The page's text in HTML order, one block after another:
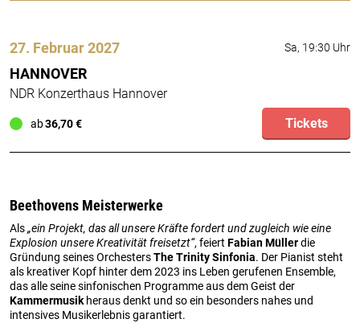
27. Februar 2027 Sa, 19:30 Uhr
HANNOVER
NDR Konzerthaus Hannover
ab36,70 € Tickets
Beethovens Meisterwerke
Als„ein Projekt, das all unsere Kräfte fordert und zugleich wie eine
Explosion unsere Kreativität freisetzt“, feiert Fabian Müllerdie
Gründung seines OrchestersThe Trinity Sinfonia. Der Pianist steht
als kreativer Kopf hinter dem 2023 ins Leben gerufenen Ensemble,
das alle seine sinfonischen Programme aus dem Geist der
Kammermusik heraus denkt und so ein besonders nahes und
intensives Musikerlebnis garantiert.